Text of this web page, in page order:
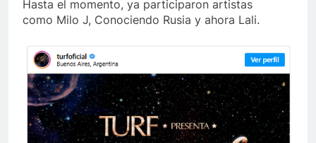
Hasta el momento, ya participaron artistas
como Milo J, Conociendo Rusia y ahora Lali.